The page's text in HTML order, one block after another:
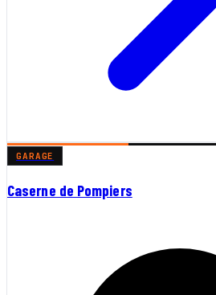
GARAGE
Caserne de Pompiers